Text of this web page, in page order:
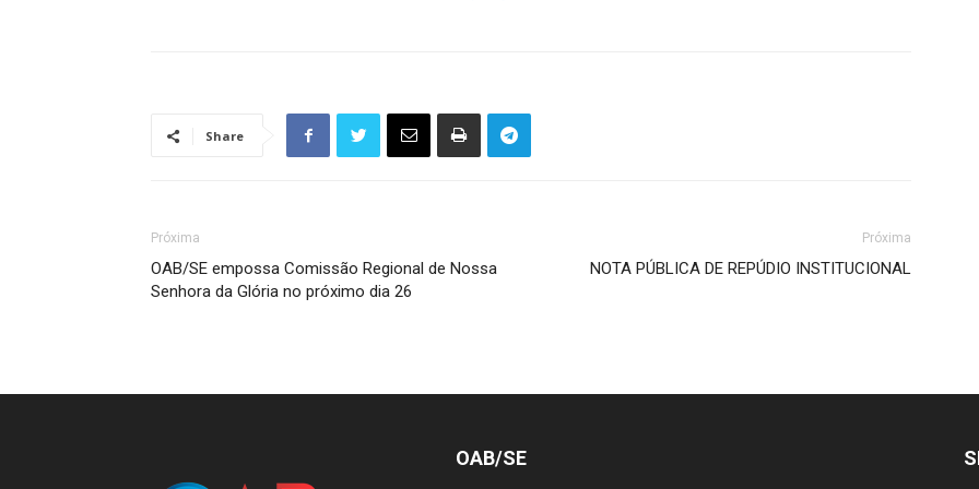
Share
Próxima
OAB/SE empossa Comissão Regional de Nossa
Senhora da Glória no próximo dia 26
Próxima
NOTA PÚBLICA DE REPÚDIO INSTITUCIONAL
OAB/SE